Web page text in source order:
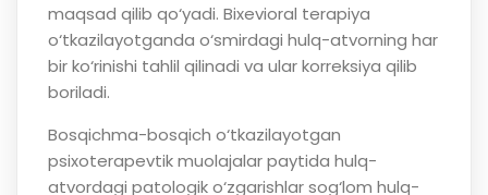
maqsad qilib qo‘yadi. Bixevioral terapiya
o‘tkazilayotganda o‘smirdagi hulq-atvorning har
bir ko‘rinishi tahlil qilinadi va ular korreksiya qilib
boriladi.
Bosqichma-bosqich o‘tkazilayotgan
psixoterapevtik muolajalar paytida hulq-
atvordagi patologik o‘zgarishlar sog‘lom hulq-